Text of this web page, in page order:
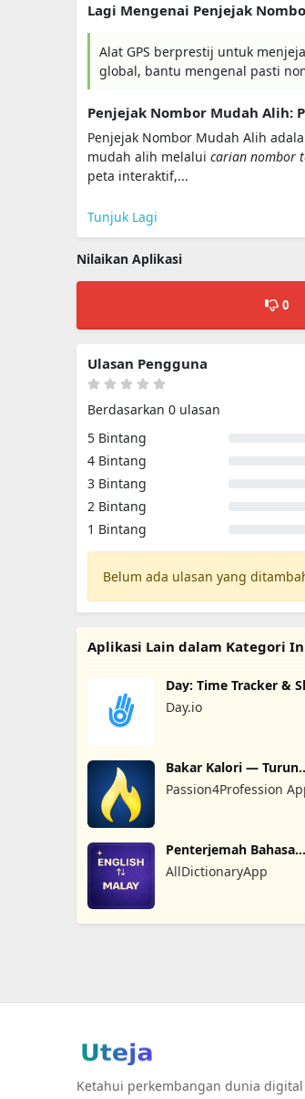
Lagi Mengenai Penjejak
Alat GPS berprestij untuk
global, bantu mengenal pasti
Penjejak Nombor Mudah Alih:
Penjejak Nombor Mudah Alih
mudah alih melalui carian nombor
peta interaktif,...
Tunjuk Lagi
Nilaikan Aplikasi
0
Ulasan Pengguna
Berdasarkan 0 ulasan
5 Bintang
4 Bintang
3 Bintang
2 Bintang
1 Bintang
Belum ada ulasan yang
Aplikasi Lain dalam Kategori
Day: Time Tracker &
Day.io
Bakar Kalori — Turun
Berat Badan
Passion4Profession
Penterjemah Bahasa
Melayu
AllDictionaryApp
Ketahui perkembangan dunia digital